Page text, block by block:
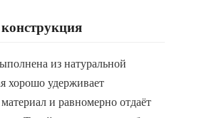
из натуральной
хорошо удерживает
и равномерно отдаёт